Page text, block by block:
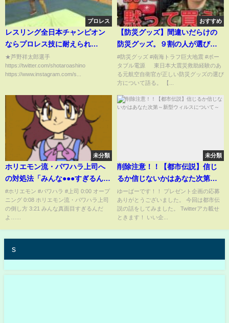
プロレス
レスリング全日本チャンピオン
ならプロレス技に耐えられ
る！？【芦野祥太郎】
★芦野祥太郎選手
https://twitter.com/shotaroashino
https://www.instagram.com/s...
おすすめ
【防災グッズ】間違いだらけの
防災グッズ。９割の人が選び方
を間違っている理由をご説明し
ます。ポータブル電源とソーラ
ーパネルの重要性についても言
自衛隊救助隊員解説】
#防災グッズ #南海トラフ巨大地震 #ポー
タブル電源 東日本大震災救助経験のあ
る元航空自衛官が正しい防災グッズの選び
方について語る。 【...
未分類
ホリエモン流・パワハラ上司へ
の対処法「みんな●●●すぎるんだ
よ」【切り抜き newspicks 佐々
木紀彦 ゆうこす 職場 会社退職
雇用 背社員 部下 退職代行サービ
#ホリエモン #パワハラ #上司 0:00 オープ
ニング 0:08 ホリエモン流・パワハラ上司
の倒し方 3:21 みんな真面目すぎるんだ
よ…...
未分類
削除注意！！【都市伝説】信じ
るか信じないかはあなた次第～
新型ウィルスについて～
ゆーばーです！！ プレゼント企画の応募
ありがとうございました。 今回は都市伝
説の話をしてみました。 Twitterアカ載せ
ときます！ いい企...
s